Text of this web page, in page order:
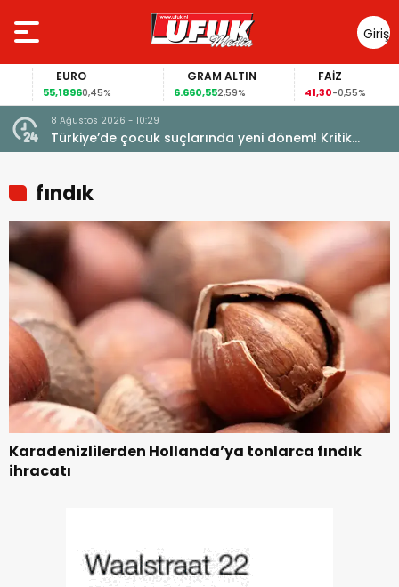
Giriş
Yap
EURO
55,18960,45%
GRAM ALTIN
6.660,552,59%
FAİZ
41,30-0,55%
8 Ağustos 2026 - 10:29
Türkiye’de çocuk suçlarında yeni dönem! Kritik
maddeler kabul edildi
fındık
Karadenizlilerden Hollanda’ya tonlarca fındık
ihracatı